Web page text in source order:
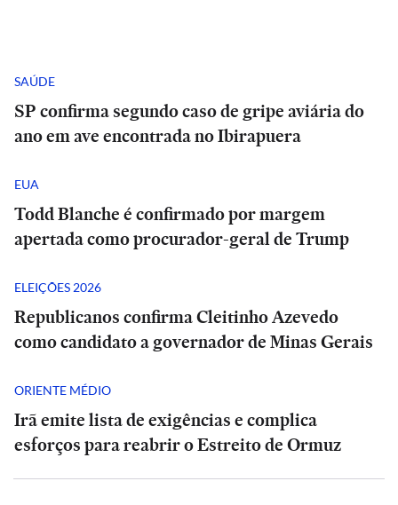
SAÚDE
SP confirma segundo caso de gripe aviária do
ano em ave encontrada no Ibirapuera
EUA
Todd Blanche é confirmado por margem
apertada como procurador-geral de Trump
ELEIÇÕES 2026
Republicanos confirma Cleitinho Azevedo
como candidato a governador de Minas Gerais
ORIENTE MÉDIO
Irã emite lista de exigências e complica
esforços para reabrir o Estreito de Ormuz